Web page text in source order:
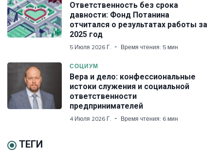
Ответственность без срока
давности: Фонд Потанина
отчитался о результатах работы за
2025 год
5 Июля 2026 Г. Время чтения: 5 мин
СОЦИУМ
Вера и дело: конфессиональные
истоки служения и социальной
ответственности
предпринимателей
4 Июля 2026 Г. Время чтения: 6 мин
ТЕГИ